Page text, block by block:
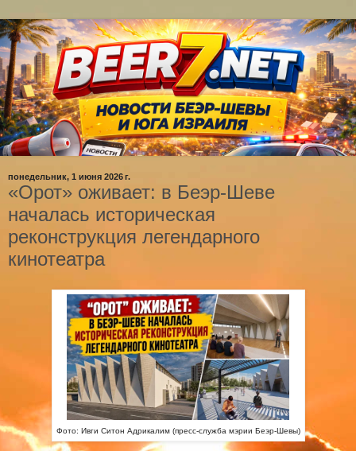
понедельник, 1 июня 2026 г.
«Орот» оживает: в Беэр-Шеве
началась историческая
реконструкция легендарного
кинотеатра
Фото: Ивги Ситон Адрикалим (пресс-служба мэрии Беэр-Шевы)